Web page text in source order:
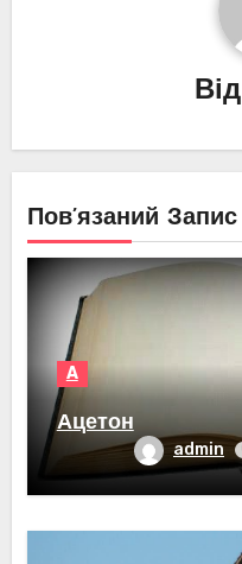
Від
Пов’язаний Запис
А
Ацетон
admin